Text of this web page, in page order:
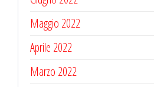
Maggio 2022
Aprile 2022
Marzo 2022